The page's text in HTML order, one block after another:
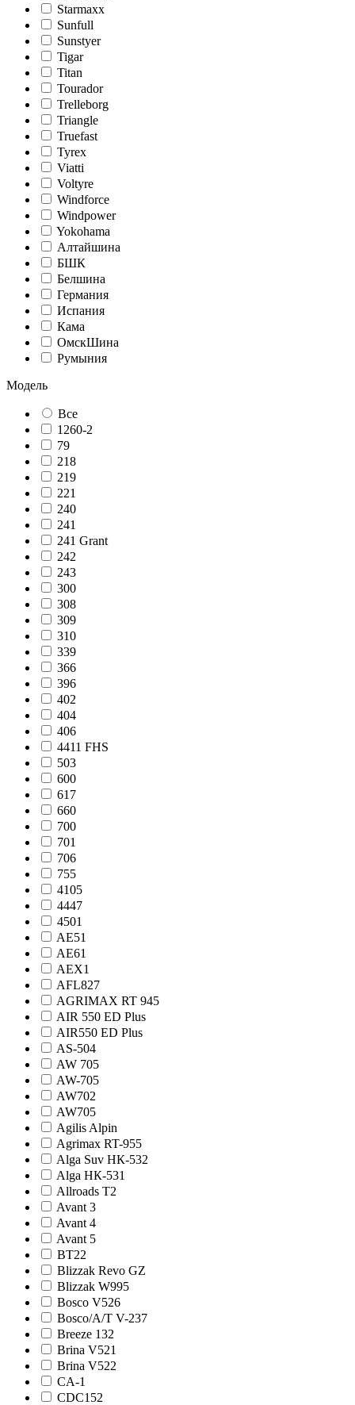
Starmaxx
Sunfull
Sunstyer
Tigar
Titan
Tourador
Trelleborg
Triangle
Truefast
Tyrex
Viatti
Voltyre
Windforce
Windpower
Yokohama
Алтайшина
БШК
Белшина
Германия
Испания
Кама
ОмскШина
Румыния
Модель
Все
1260-2
79
218
219
221
240
241
241 Grant
242
243
300
308
309
310
339
366
396
402
404
406
4411 FHS
503
600
617
660
700
701
706
755
4105
4447
4501
AE51
AE61
AEX1
AFL827
AGRIMAX RT 945
AIR 550 ED Plus
AIR550 ED Plus
AS-504
AW 705
AW-705
AW702
AW705
Agilis Alpin
Agrimax RT-955
Alga Suv НК-532
Alga НК-531
Allroads T2
Avant 3
Avant 4
Avant 5
BT22
Blizzak Revo GZ
Blizzak W995
Bosco V526
Bosco/A/T V-237
Breeze 132
Brina V521
Brina V522
CA-1
CDC152